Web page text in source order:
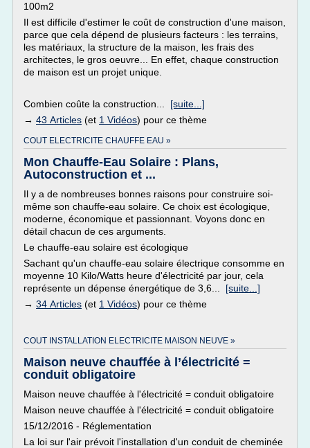
100m2
Il est difficile d'estimer le coût de construction d'une maison,
parce que cela dépend de plusieurs facteurs : les terrains,
les matériaux, la structure de la maison, les frais des
architectes, le gros oeuvre... En effet, chaque construction
de maison est un projet unique.
Combien coûte la construction... [suite...]
→ 43 Articles (et 1 Vidéos) pour ce thème
COUT ELECTRICITE CHAUFFE EAU »
Mon Chauffe-Eau Solaire : Plans,
Autoconstruction et ...
Il y a de nombreuses bonnes raisons pour construire soi-
même son chauffe-eau solaire. Ce choix est écologique,
moderne, économique et passionnant. Voyons donc en
détail chacun de ces arguments.
Le chauffe-eau solaire est écologique
Sachant qu'un chauffe-eau solaire électrique consomme en
moyenne 10 Kilo/Watts heure d'électricité par jour, cela
représente un dépense énergétique de 3,6... [suite...]
→ 34 Articles (et 1 Vidéos) pour ce thème
COUT INSTALLATION ELECTRICITE MAISON NEUVE »
Maison neuve chauffée à l’électricité =
conduit obligatoire
Maison neuve chauffée à l'électricité = conduit obligatoire
Maison neuve chauffée à l'électricité = conduit obligatoire
15/12/2016 - Réglementation
La loi sur l'air prévoit l'installation d'un conduit de cheminée